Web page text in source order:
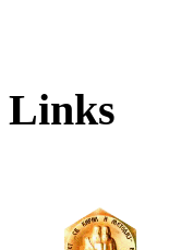
Links